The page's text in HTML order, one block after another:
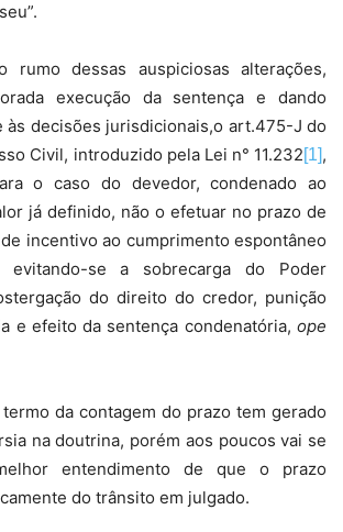
rumo dessas auspiciosas alterações,
execução da sentença e dando
às decisões jurisdicionais,o art.475-J do
Civil, introduzido pela Lei n° 11.232[1],
o caso do devedor, condenado ao
já definido, não o efetuar no prazo de
incentivo ao cumprimento espontâneo
evitando-se a sobrecarga do Poder
do direito do credor, punição
e efeito da sentença condenatória, ope
termo da contagem do prazo tem gerado
na doutrina, porém aos poucos vai se
entendimento de que o prazo
do trânsito em julgado.